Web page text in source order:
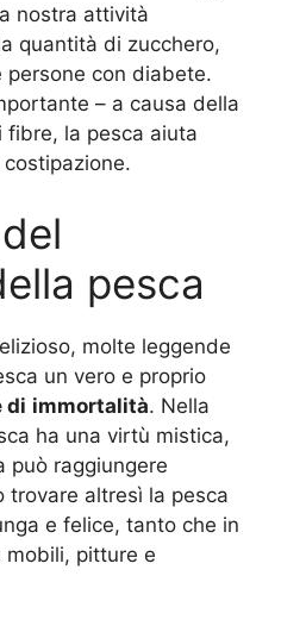
nostra attività
quantità di zucchero,
con diabete.
– a causa della
la pesca aiuta
pesca
molte leggende
un vero e proprio
di immortalità. Nella
ha una virtù mistica,
può raggiungere
trovare altresì la pesca
e felice, tanto che in
mobili, pitture e